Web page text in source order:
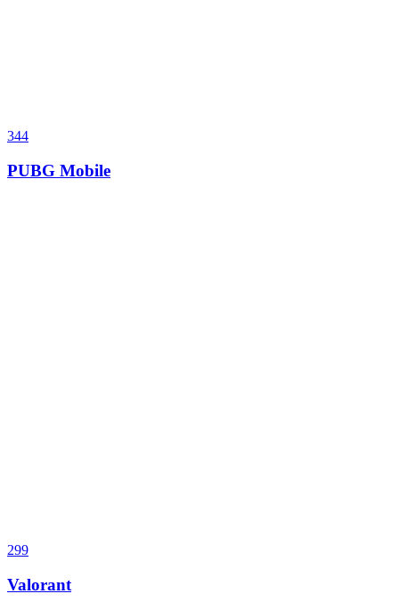
344
PUBG Mobile
299
Valorant